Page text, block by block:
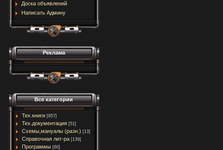
Доска объявлений
Написать Админу
Реклама
Все категории
Тех.книги [957]
Тех.документация [51]
Схемы,мануалы (разн.) [13]
Справочная лит-ра [139]
Программы [60]